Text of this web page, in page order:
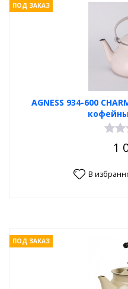
AGNESS 934-600
ПОД ЗАКАЗ
1
В
ПОД ЗАКАЗ